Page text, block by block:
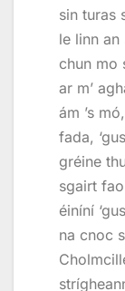
sin turas
le linn an
chun mo
ar m’
ám ’s
fada,
gréine
sgairt
éiníní
na cnoc